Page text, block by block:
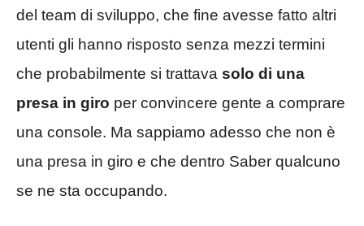
del team di sviluppo, che fine avesse fatto altri
utenti gli hanno risposto senza mezzi termini
che probabilmente si trattava solo di una
presa in giro per convincere gente a comprare
una console. Ma sappiamo adesso che non è
una presa in giro e che dentro Saber qualcuno
se ne sta occupando.